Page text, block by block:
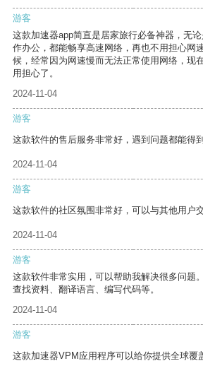
游客
这款加速器app简直是居家旅行必备神器，无
作办公，都能畅享高速网络，再也不用担心网
候，经常因为网速慢而无法正常使用网络，现
用担心了。
2024-11-04
游客
这款软件的售后服务非常好，遇到问题都能得
2024-11-04
游客
这款软件的社区氛围非常好，可以与其他用户
2024-11-04
游客
这款软件非常实用，可以帮助我解决很多问题
查找资料、翻译语言、编写代码等。
2024-11-04
游客
这款加速器VPM应用程序可以给你提供全球覆